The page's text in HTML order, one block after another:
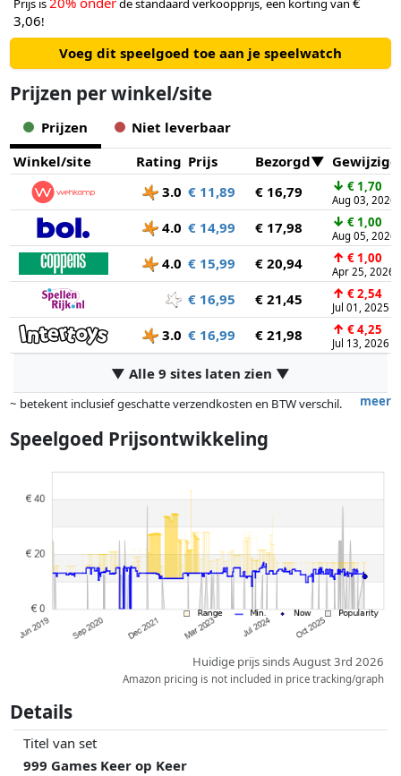
Prijs is de standaard verkoopprijs, een korting van
3,06!
Voeg dit speelgoed toe aan je speelwatch
Prijzen per winkel/site
Prijzen
Niet leverbaar
Winkel/site
Rating Prijs Bezorgd
Gewijzigd
3.0 € 11,89 € 16,79 ↓ € 1,70
Aug 03, 2026
4.0 € 14,99 € 17,98 ↓ € 1,00
Aug 05, 2026
4.0 € 15,99 € 20,94 ↑ € 1,00
Apr 25, 2026
€ 16,95 € 21,45 ↑ € 2,54
Jul 01, 2025
3.0 € 16,99 € 21,98 ↑ € 4,25
Jul 13, 2026
▼ Alle 9 sites laten zien ▼
meer
~ betekent inclusief geschatte verzendkosten en BTW verschil.
gewicht.
partners hebben hier geen enkele invoed op. Alleen bij gelijke prijzen
kunnen historische prestaties de volgorde beïnvloeden.
Speelgoed Prijsontwikkeling
Huidige prijs sinds August 3rd 2026
Amazon pricing is not included in price tracking/graph
Details
Titel van set
999 Games Keer op Keer